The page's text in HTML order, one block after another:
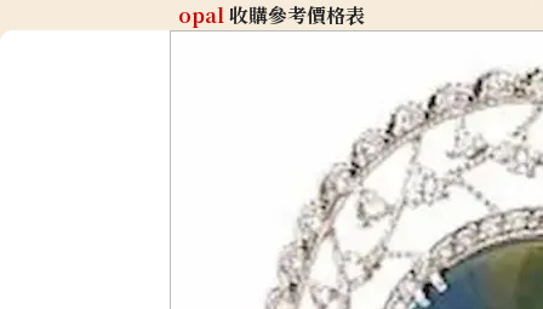
opal收購參考價格表